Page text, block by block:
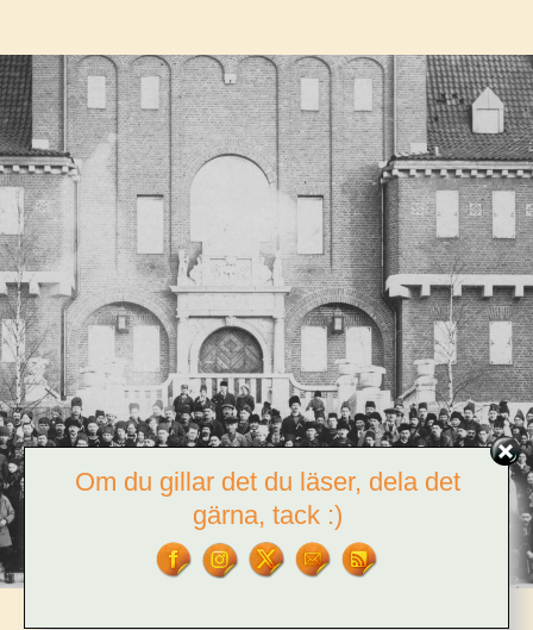
Om du gillar det du läser, dela det
gärna, tack :)